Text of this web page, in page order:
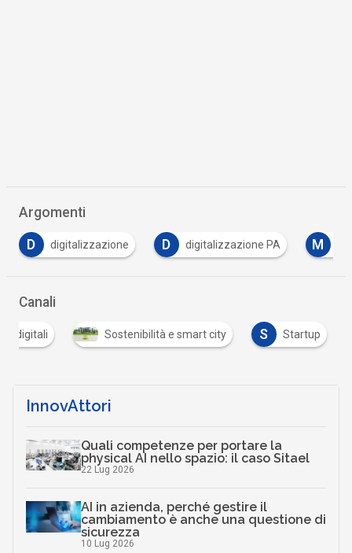
Argomenti
D digitalizzazione PA M mobilità sostenibile
Canali
digitali Sostenibilità e smart city S Startup
InnovAttori
Quali competenze per portare la
physical AI nello spazio: il caso Sitael
22 Lug 2026
AI in azienda, perché gestire il
cambiamento è anche una questione di
sicurezza
10 Lug 2026